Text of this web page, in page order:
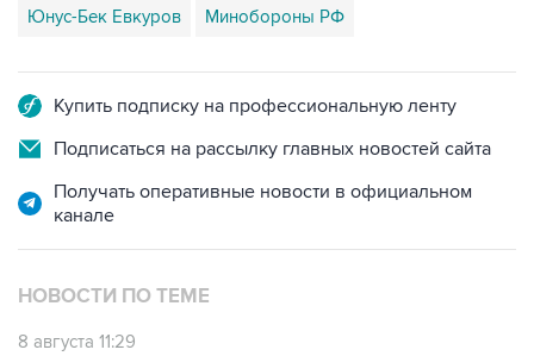
Юнус-Бек Евкуров Минобороны РФ
Купить подписку на профессиональную ленту
Подписаться на рассылку главных новостей сайта
Получать оперативные новости в официальном
канале
НОВОСТИ ПО ТЕМЕ
8 августа 11:29